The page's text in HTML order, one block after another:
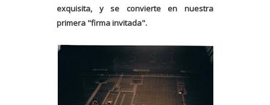
exquisita, y se convierte en nuestra
primera "firma invitada".